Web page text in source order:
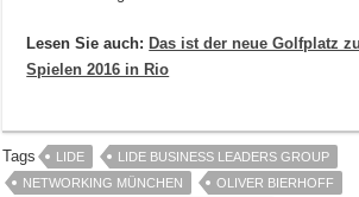
Lesen Sie auch: Das ist der neue Golfplatz
Spielen 2016 in Rio
Tags LIDE
LIDE BUSINESS LEADERS GROUP
NETWORKING MÜNCHEN
OLIVER BIERHOFF